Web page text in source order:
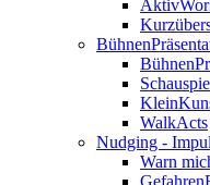
WalkActs
Nudging -
Warn